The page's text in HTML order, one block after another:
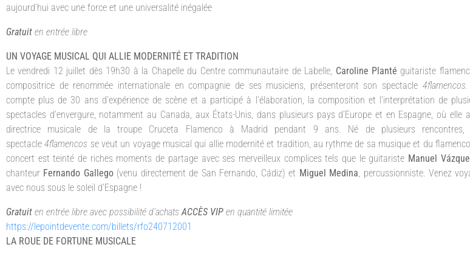
aujourd’hui avec une force et une universalité inégalée
Gratuit en entrée libre
UN VOYAGE MUSICAL QUI ALLIE MODERNITÉ ET TRADITION
Le vendredi 12 juillet dès 19h30 à la Chapelle du Centre communautaire de Labelle, Caroline Planté guitariste
compositrice de renommée internationale en compagnie de ses musiciens, présenteront son spectacle 4flamencos.
compte plus de 30 ans d’expérience de scène et a participé à l’élaboration, la composition et l’interprétation de
spectacles d’envergure, notamment au Canada, aux États-Unis, dans plusieurs pays d’Europe et en Espagne, où elle
directrice musicale de la troupe Cruceta Flamenco à Madrid pendant 9 ans. Né de plusieurs rencontres,
spectacle4flamencos se veut un voyage musical qui allie modernité et tradition, au rythme de sa musique et du
concert est teinté de riches moments de partage avec ses merveilleux complices tels que le guitariste Manuel
chanteur Fernando Gallego(venu directement de San Fernando, Cádiz) et Miguel Medina , percussionniste. Venez
avec nous sous le soleil d’Espagne !
Gratuit en entrée libre avec possibilité d’achats ACCÈS VIP en quantité limitée
https://lepointdevente.com/billets/rfo240712001
LA ROUE DE FORTUNE MUSICALE